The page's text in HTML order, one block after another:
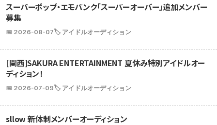
スーパーポップ・エモパンク「スーパーオーバー」追加メンバー
募集
📅 2026-08-07🏷️ アイドルオーディション
[関西]SAKURA ENTERTAINMENT 夏休み特別アイドルオー
ディション！
📅 2026-07-09🏷️ アイドルオーディション
sllow 新体制メンバーオーディション